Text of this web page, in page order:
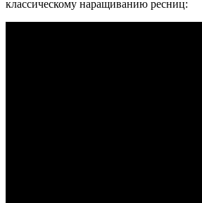
классическому наращиванию ресниц: